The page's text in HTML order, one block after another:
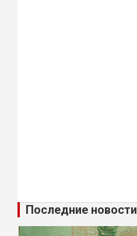
Последние новости